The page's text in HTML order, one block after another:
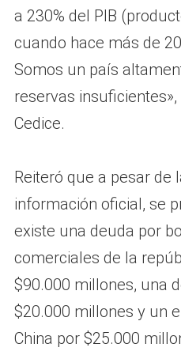
a 230% del PIB
cuando hace más de
Somos un país
reservas
Cedice.
Reiteró que a pesar de
información oficial, se
existe una deuda por
comerciales de la
$90.000 millones, una
$20.000 millones y un
China por $25.000